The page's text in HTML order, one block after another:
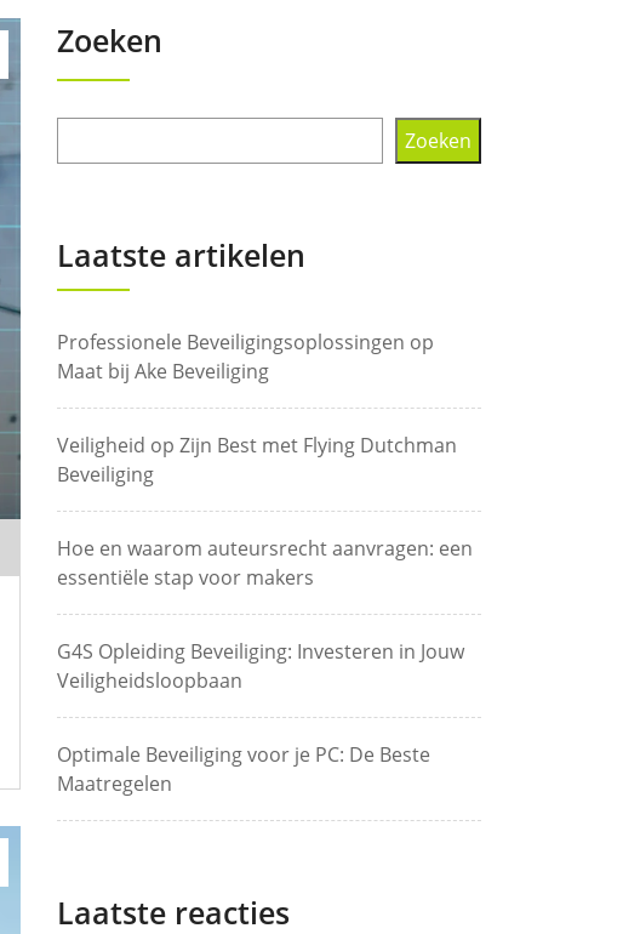
Zoeken
Zoeken
Laatste artikelen
Professionele Beveiligingsoplossingen op
Maat bij Ake Beveiliging
Veiligheid op Zijn Best met Flying Dutchman
Beveiliging
Hoe en waarom auteursrecht aanvragen: een
essentiële stap voor makers
G4S Opleiding Beveiliging: Investeren in Jouw
Veiligheidsloopbaan
Optimale Beveiliging voor je PC: De Beste
Maatregelen
Laatste reacties